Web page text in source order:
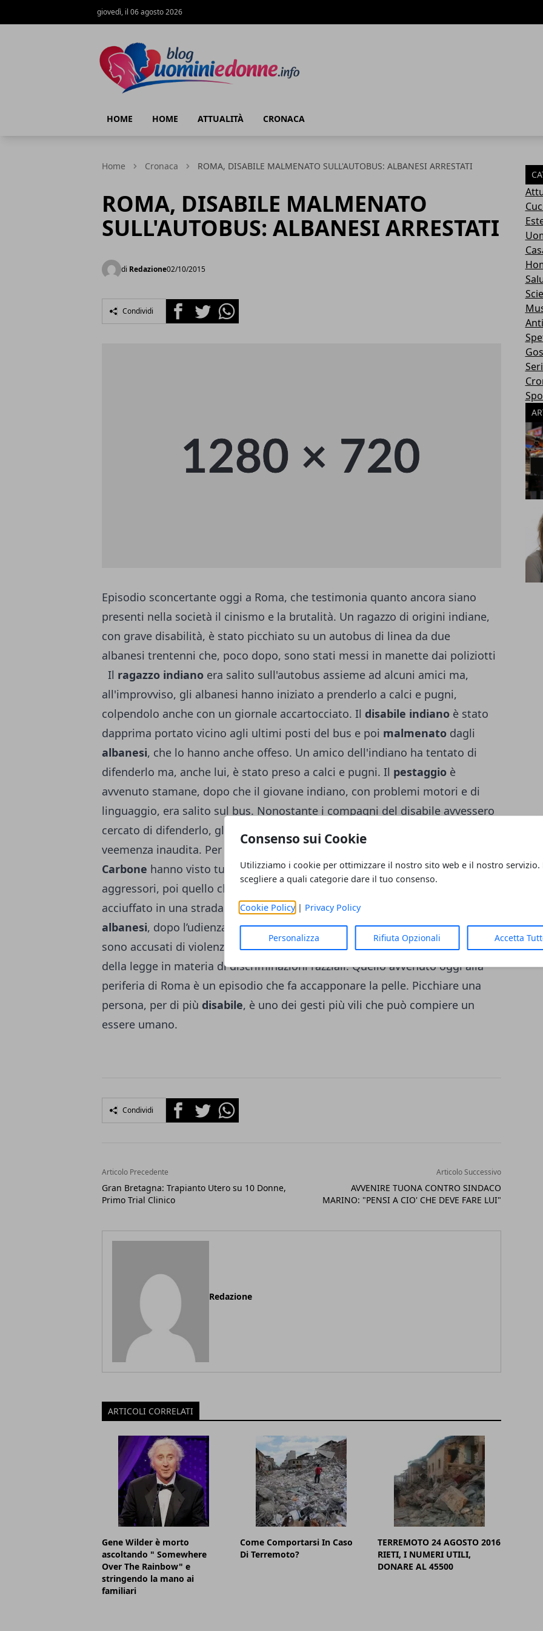
Consenso sui Cookie
Utilizziamo i cookie per ottimizzare il nostro sito web e il nostro servizio.
scegliere a quali categorie dare il tuo consenso.
Cookie Policy| Privacy Policy
Personalizza Rifiuta Opzionali Accetta
giovedì, il 06 agosto 2026
HOME HOME ATTUALITÀ CRONACA
Home Cronaca ROMA, DISABILE MALMENATO SULL'AUTOBUS: ALBANESI ARRESTATI
ROMA, DISABILE MALMENATO
SULL'AUTOBUS: ALBANESI ARRESTATI
di Redazione02/10/2015
Condividi FacebookTwitterWhatsapp
Episodio sconcertante oggi a Roma, che testimonia quanto ancora siano
presenti nella società il cinismo e la brutalità. Un ragazzo di origini indiane,
con grave disabilità, è stato picchiato su un autobus di linea da due
albanesi trentenni che, poco dopo, sono stati messi in manette dai poliziotti
Il ragazzo indiano era salito sull'autobus assieme ad alcuni amici ma,
all'improvviso, gli albanesi hanno iniziato a prenderlo a calci e pugni,
colpendolo anche con un giornale accartocciato. Il disabile indiano è stato
dapprima portato vicino agli ultimi posti del bus e poi malmenato dagli
albanesi, che lo hanno anche offeso. Un amico dell'indiano ha tentato di
difenderlo ma, anche lui, è stato preso a calci e pugni. Il pestaggio è
avvenuto stamane, dopo che il giovane indiano, con problemi motori e di
linguaggio, era salito sul bus. Nonostante i compagni del disabile avvessero
cercato di difenderlo, gli
si sono scagliati contro di lui con una
veemenza inaudita. Per fortuna, due poliziotti del
Carbone hanno visto tutto ed hanno bloccato dapprima uno degli
aggressori, poi quello che era riuscito a darsi alla fuga. Quest'ultimo è stato
acciuffato in una strada poco distante dalla fermata del pullmann. I due
albanesi, dopo l’udienza di convalida, sono finiti agliarresti domiciliari:
sono accusati di violenza privata, lesioni personali aggravate e violazione
della legge in materia di discriminazioni razziali. Quello avvenuto oggi alla
periferia di Roma è un episodio che fa accapponare la pelle. Picchiare una
persona, per di più disabile, è uno dei gesti più vili che può compiere un
essere umano.
Condividi FacebookTwitterWhatsapp
Articolo Precedente
Gran Bretagna: Trapianto Utero su 10 Donne,
Primo Trial Clinico
Articolo Successivo
AVVENIRE TUONA CONTRO SINDACO
MARINO: "PENSI A CIO' CHE DEVE FARE LUI"
Redazione
ARTICOLI CORRELATI
Gene Wilder è morto
ascoltando " Somewhere
Over The Rainbow" e
stringendo la mano ai
familiari
Come Comportarsi In Caso
Di Terremoto?
TERREMOTO 24 AGOSTO 2016
RIETI, I NUMERI UTILI,
DONARE AL 45500